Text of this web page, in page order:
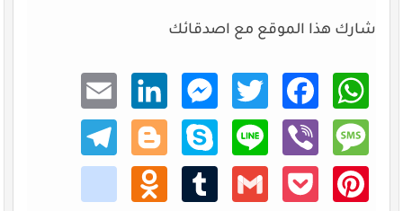
شارك هذا الموقع مع اصدقائك
What
sApp
Faceb
ook
Twitt
er
Mess
enger
Linke
dIn
Email
Mess
age
Viber
Line
Skype
Blogg
er
Teleg
ram
Pinte
rest
Pocke
Gmail
Tumb
Odno
klass
niki